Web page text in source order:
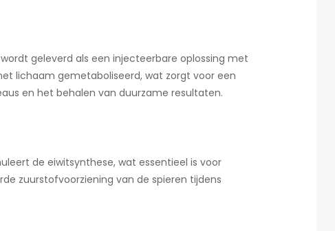
geleverd als een injecteerbare oplossing met
lichaam gemetaboliseerd, wat zorgt voor een
en het behalen van duurzame resultaten.
de eiwitsynthese, wat essentieel is voor
zuurstofvoorziening van de spieren tijdens